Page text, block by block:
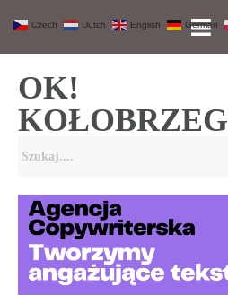
OK!
KOŁOBRZEG
Czech Dutch English German